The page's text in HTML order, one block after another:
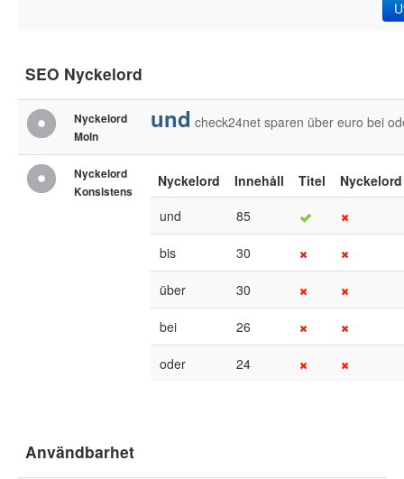
SEO Nyckelord
Nyckelord
Moln
und check24net sparen über euro bei
Nyckelord
Konsistens
Nyckelord Innehåll Titel
Nyckelord
und
85
bis 30
über 30
bei 26
oder 24
Användbarhet